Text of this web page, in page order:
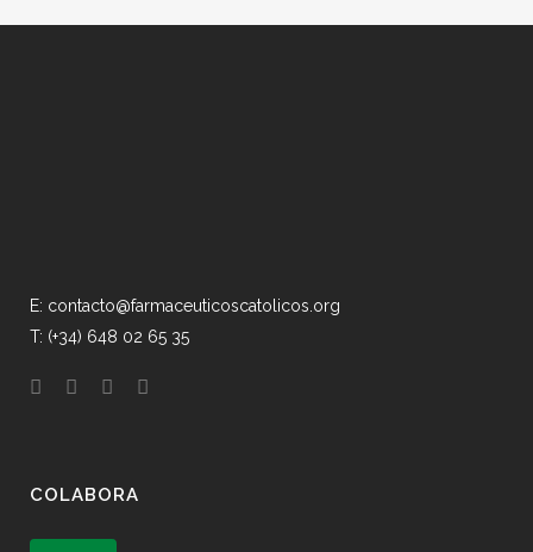
E: contacto@farmaceuticoscatolicos.org
T: (+34) 648 02 65 35
COLABORA